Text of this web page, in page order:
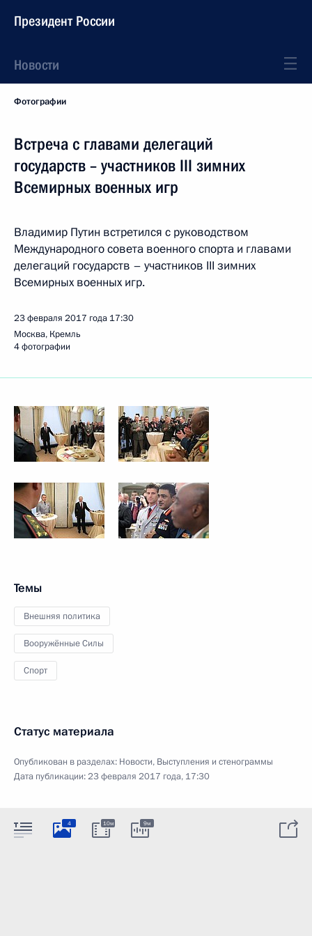
Президент России
Новости
Фотографии
Встреча с главами делегаций
государств – участников III зимних
Всемирных военных игр
Владимир Путин встретился с руководством
Международного совета военного спорта и главами
делегаций государств – участников III зимних
Всемирных военных игр.
23 февраля 2017 года 17:30
Москва, Кремль
4 фотографии
Темы
Внешняя политика
Вооружённые Силы
Спорт
Статус материала
Опубликован в разделах: Новости, Выступления и стенограммы
Дата публикации:23 февраля 2017 года, 17:30
4 10м 9м